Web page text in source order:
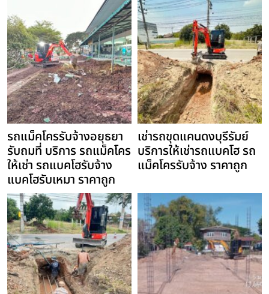
รถแม็คโครรับจ้างอยุธยา
รับถมที่ บริการ รถแม็คโคร
ให้เช่า รถแบคโฮรับจ้าง
แบคโฮรับเหมา ราคาถูก
เช่ารถขุดแคนดงบุรีรัมย์
บริการให้เช่ารถแบคโฮ รถ
แม็คโครรับจ้าง ราคาถูก